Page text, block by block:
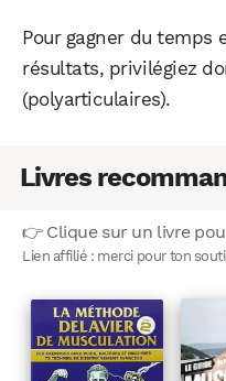
Pour gagner du temps
résultats, privilégiez
(polyarticulaires).
Livres
👉 Clique sur un livre
Lien affilié : merci pour ton